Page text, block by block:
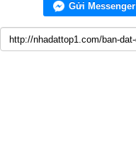
Gửi Messenger